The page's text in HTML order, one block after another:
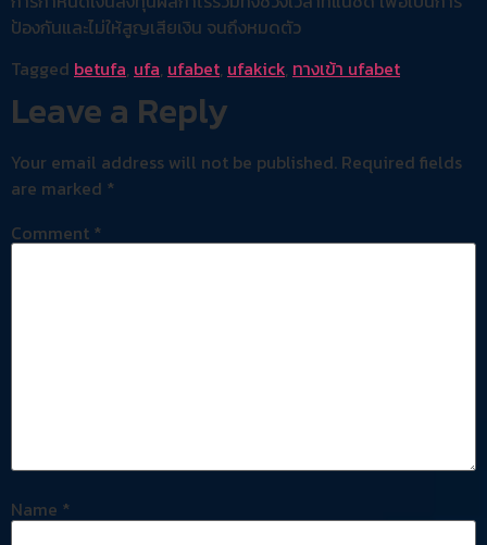
ป้องกันและไม่ให้สูญเสียเงิน จนถึงหมดตัว
Tagged betufa, ufa, ufabet, ufakick, ทางเข้า ufabet
Leave a Reply
Your email address will not be published. Required fields
are marked *
Comment *
Name *